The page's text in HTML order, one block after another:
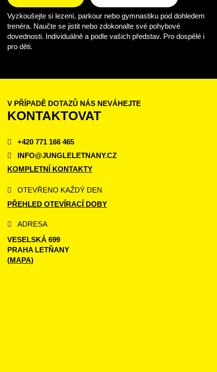
Vyzkoušejte si lezení, parkour nebo gymnastiku pod dohledem
trenéra. Naučte se jistit nebo zdokonalte své pohybové
dovednosti. Individuálně a podle vašich představ. Pro dospělé i
pro děti.
V PŘÍPADĚ DOTAZŮ NÁS NEVÁHEJTE
KONTAKTOVAT
+420 771 166 465
INFO@JUNGLELETNANY.CZ
KOMPLETNÍ KONTAKTY
OTEVŘENO KAŽDÝ DEN
PŘEHLED OTEVÍRACÍ DOBY
ADRESA
VESELSKÁ 699
PRAHA LETŇANY
(MAPA)